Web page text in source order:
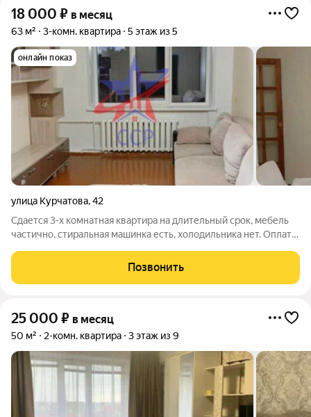
18 000 ₽ в месяц
63 м² 3-комн. квартира 5 этаж из 5
онлайн показ
улица Курчатова,42
Сдается 3-х комнатная квартира на длительный срок, мебель
частично, стиральная машинка есть, холодильника нет. Оплата
Позвонить
25 000 ₽ в месяц
50 м² 2-комн. квартира 3 этаж из 9